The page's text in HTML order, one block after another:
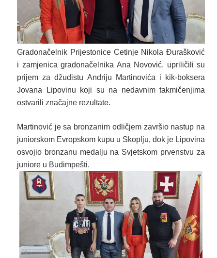
Gradonačelnik Prijestonice Cetinje Nikola Đurašković
i zamjenica gradonačelnika Ana Novović, upriličili su
prijem za džudistu Andriju Martinovića i kik-boksera
Jovana Lipovinu koji su na nedavnim takmičenjima
ostvarili značajne rezultate.
Martinović je sa bronzanim odličjem završio nastup na
juniorskom Evropskom kupu u Skoplju, dok je Lipovina
osvojio bronzanu medalju na Svjetskom prvenstvu za
juniore u Budimpešti.